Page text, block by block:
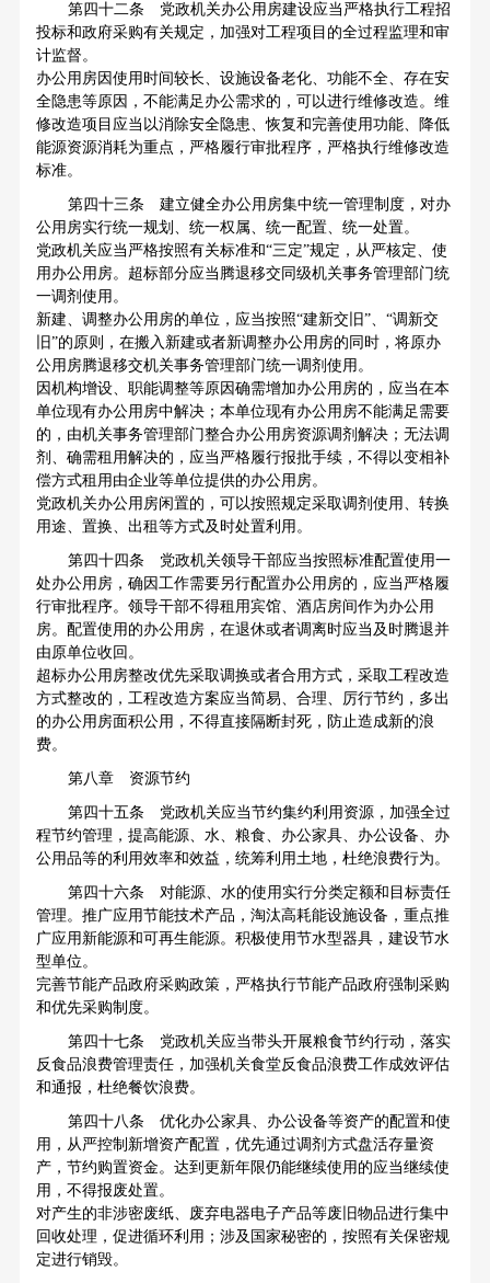
第四十二条 党政机关办公用房建设应当严格执行工程招
投标和政府采购有关规定，加强对工程项目的全过程监理和审
计监督。
办公用房因使用时间较长、设施设备老化、功能不全、存在安
全隐患等原因，不能满足办公需求的，可以进行维修改造。维
修改造项目应当以消除安全隐患、恢复和完善使用功能、降低
能源资源消耗为重点，严格履行审批程序，严格执行维修改造
标准。
第四十三条 建立健全办公用房集中统一管理制度，对办
公用房实行统一规划、统一权属、统一配置、统一处置。
党政机关应当严格按照有关标准和“三定”规定，从严核定、使
用办公用房。超标部分应当腾退移交同级机关事务管理部门统
一调剂使用。
新建、调整办公用房的单位，应当按照“建新交旧”、“调新交
旧”的原则，在搬入新建或者新调整办公用房的同时，将原办
公用房腾退移交机关事务管理部门统一调剂使用。
因机构增设、职能调整等原因确需增加办公用房的，应当在本
单位现有办公用房中解决；本单位现有办公用房不能满足需要
的，由机关事务管理部门整合办公用房资源调剂解决；无法调
剂、确需租用解决的，应当严格履行报批手续，不得以变相补
偿方式租用由企业等单位提供的办公用房。
党政机关办公用房闲置的，可以按照规定采取调剂使用、转换
用途、置换、出租等方式及时处置利用。
第四十四条 党政机关领导干部应当按照标准配置使用一
处办公用房，确因工作需要另行配置办公用房的，应当严格履
行审批程序。领导干部不得租用宾馆、酒店房间作为办公用
房。配置使用的办公用房，在退休或者调离时应当及时腾退并
由原单位收回。
超标办公用房整改优先采取调换或者合用方式，采取工程改造
方式整改的，工程改造方案应当简易、合理、厉行节约，多出
的办公用房面积公用，不得直接隔断封死，防止造成新的浪
费。
第八章 资源节约
第四十五条 党政机关应当节约集约利用资源，加强全过
程节约管理，提高能源、水、粮食、办公家具、办公设备、办
公用品等的利用效率和效益，统筹利用土地，杜绝浪费行为。
第四十六条 对能源、水的使用实行分类定额和目标责任
管理。推广应用节能技术产品，淘汰高耗能设施设备，重点推
广应用新能源和可再生能源。积极使用节水型器具，建设节水
型单位。
完善节能产品政府采购政策，严格执行节能产品政府强制采购
和优先采购制度。
第四十七条 党政机关应当带头开展粮食节约行动，落实
反食品浪费管理责任，加强机关食堂反食品浪费工作成效评估
和通报，杜绝餐饮浪费。
第四十八条 优化办公家具、办公设备等资产的配置和使
用，从严控制新增资产配置，优先通过调剂方式盘活存量资
产，节约购置资金。达到更新年限仍能继续使用的应当继续使
用，不得报废处置。
对产生的非涉密废纸、废弃电器电子产品等废旧物品进行集中
回收处理，促进循环利用；涉及国家秘密的，按照有关保密规
定进行销毁。